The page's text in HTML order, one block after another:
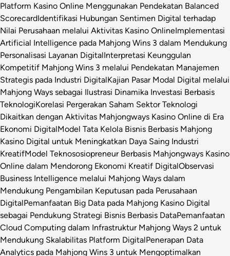
Platform Kasino Online Menggunakan Pendekatan Balanced
ScorecardIdentifikasi Hubungan Sentimen Digital terhadap
Nilai Perusahaan melalui Aktivitas Kasino OnlineImplementasi
Artificial Intelligence pada Mahjong Wins 3 dalam Mendukung
Personalisasi Layanan DigitalInterpretasi Keunggulan
Kompetitif Mahjong Wins 3 melalui Pendekatan Manajemen
Strategis pada Industri DigitalKajian Pasar Modal Digital melalui
Mahjong Ways sebagai Ilustrasi Dinamika Investasi Berbasis
TeknologiKorelasi Pergerakan Saham Sektor Teknologi
Dikaitkan dengan Aktivitas Mahjongways Kasino Online di Era
Ekonomi DigitalModel Tata Kelola Bisnis Berbasis Mahjong
Kasino Digital untuk Meningkatkan Daya Saing Industri
KreatifModel Teknososiopreneur Berbasis Mahjongways Kasino
Online dalam Mendorong Ekonomi Kreatif DigitalObservasi
Business Intelligence melalui Mahjong Ways dalam
Mendukung Pengambilan Keputusan pada Perusahaan
DigitalPemanfaatan Big Data pada Mahjong Kasino Digital
sebagai Pendukung Strategi Bisnis Berbasis DataPemanfaatan
Cloud Computing dalam Infrastruktur Mahjong Ways 2 untuk
Mendukung Skalabilitas Platform DigitalPenerapan Data
Analytics pada Mahjong Wins 3 untuk Mengoptimalkan